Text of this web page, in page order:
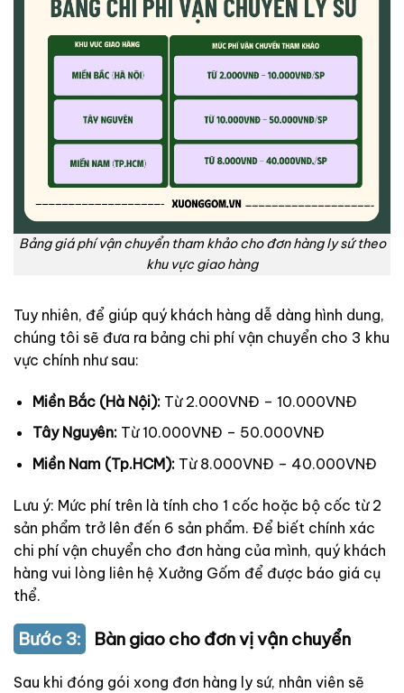
Bảng giá phí vận chuyển tham khảo cho đơn hàng ly sứ theo
khu vực giao hàng
Tuy nhiên, để giúp quý khách hàng dễ dàng hình dung,
chúng tôi sẽ đưa ra bảng chi phí vận chuyển cho 3 khu
vực chính như sau:
Miền Bắc (Hà Nội):Từ 2.000VNĐ – 10.000VNĐ
Tây Nguyên:Từ 10.000VNĐ – 50.000VNĐ
Miền Nam (Tp.HCM):Từ 8.000VNĐ – 40.000VNĐ
Lưu ý: Mức phí trên là tính cho 1 cốc hoặc bộ cốc từ 2
sản phẩm trở lên đến 6 sản phẩm. Để biết chính xác
chi phí vận chuyển cho đơn hàng của mình, quý khách
hàng vui lòng liên hệ Xưởng Gốm để được báo giá cụ
thể.
Bước 3: Bàn giao cho đơn vị vận chuyển
Sau khi đóng gói xong đơn hàng ly sứ, nhân viên sẽ